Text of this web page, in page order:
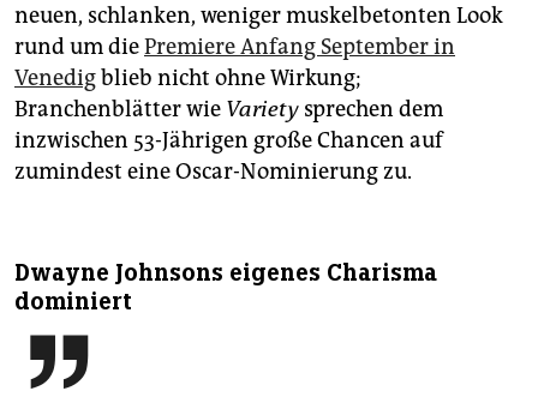
neuen, schlanken, weniger muskelbetonten Look
rund um diePremiere Anfang September in
Venedigblieb nicht ohne Wirkung;
Branchenblätter wie Variety sprechen dem
inzwischen 53-Jährigen große Chancen auf
zumindest eine Oscar-Nominierung zu.
Dwayne Johnsons eigenes Charisma
dominiert
